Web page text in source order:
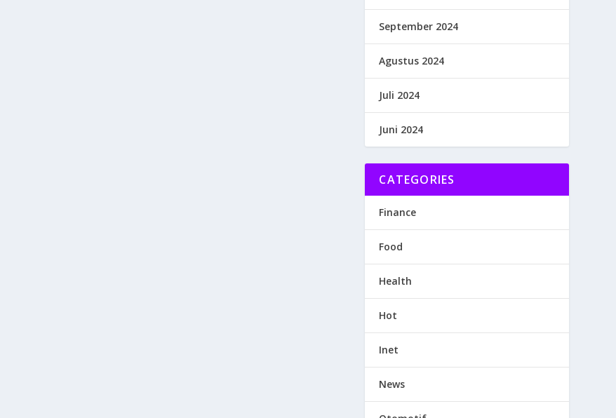
September 2024
Agustus 2024
Juli 2024
Juni 2024
CATEGORIES
Finance
Food
Health
Hot
Inet
News